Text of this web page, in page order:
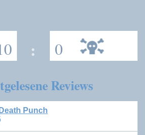
: 0
Reviews
Punch